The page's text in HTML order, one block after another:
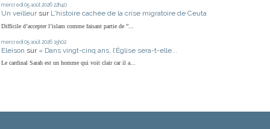
mercredi 05 août 2026 22h40
Un veilleur sur L'histoire cachée de la crise migratoire de Ceuta
Difficile d’accepter l’islam comme faisant partie de ”...
mercredi 05 août 2026 15h02
Eleison sur « Dans vingt-cinq ans, l’Église sera-t-elle...
Le cardinal Sarah est un homme qui voit clair car il a...